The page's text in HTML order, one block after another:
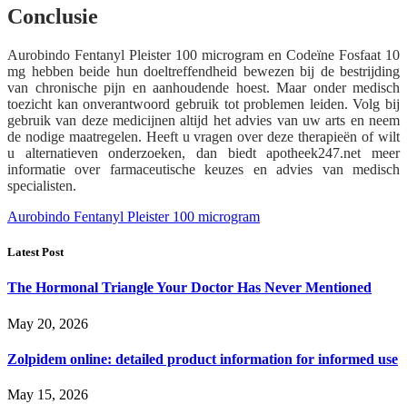
Conclusie
Aurobindo Fentanyl Pleister 100 microgram en Codeïne Fosfaat 10
mg hebben beide hun doeltreffendheid bewezen bij de bestrijding
van chronische pijn en aanhoudende hoest. Maar onder medisch
toezicht kan onverantwoord gebruik tot problemen leiden. Volg bij
gebruik van deze medicijnen altijd het advies van uw arts en neem
de nodige maatregelen. Heeft u vragen over deze therapieën of wilt
u alternatieven onderzoeken, dan biedt apotheek247.net meer
informatie over farmaceutische keuzes en advies van medisch
specialisten.
Aurobindo Fentanyl Pleister 100 microgram
Latest Post
The Hormonal Triangle Your Doctor Has Never Mentioned
May 20, 2026
Zolpidem online: detailed product information for informed use
May 15, 2026